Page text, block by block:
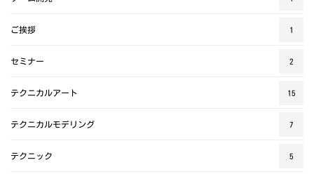
ご挨拶 1
セミナー 2
テクニカルアート 15
テクニカルモデリング 7
テクニック 5